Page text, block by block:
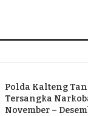
Polda Kalteng
Tersangka
November –